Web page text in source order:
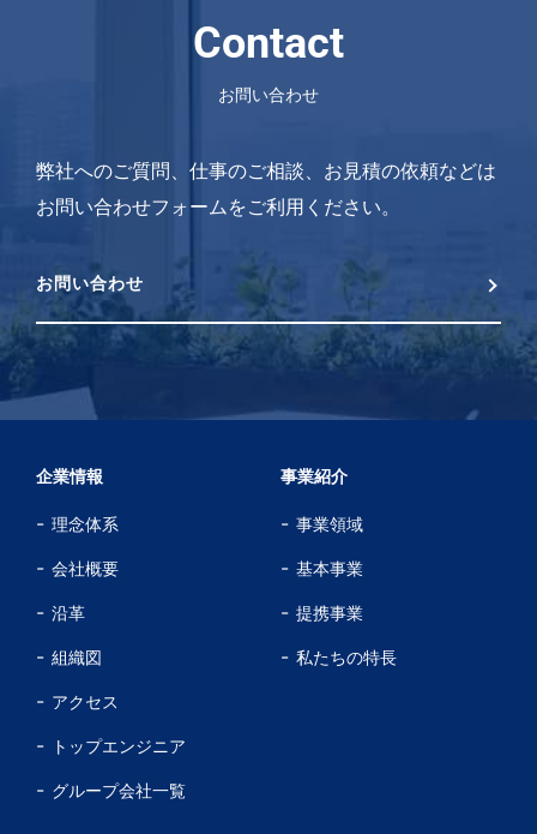
Contact
お問い合わせ
弊社へのご質問、仕事のご相談、お見積の依頼などは
お問い合わせフォームをご利用ください。
お問い合わせ
企業情報
理念体系
会社概要
沿革
組織図
アクセス
トップエンジニア
グループ会社一覧
事業紹介
事業領域
基本事業
提携事業
私たちの特長